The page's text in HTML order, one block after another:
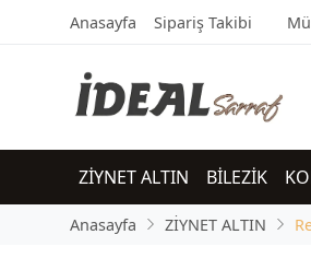
Anasayfa Sipariş Takibi
ZİYNET ALTIN BİLEZİK
Anasayfa ZİYNET ALTIN